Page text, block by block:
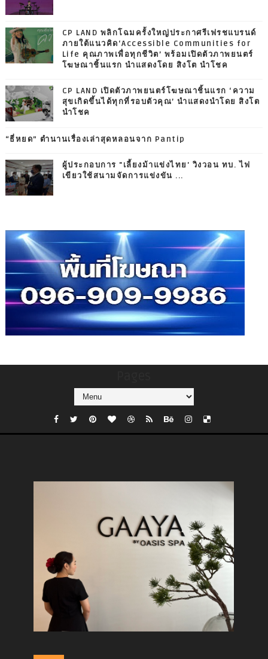
CP LAND พลิกโฉมครั้งใหญ่ประกาศรีเฟรชแบรนด์
ภายใต้แนวคิด‘Accessible Communities for
Life คุณภาพเพื่อทุกชีวิต’ พร้อมเปิดตัวภาพยนตร์
โฆษณาชิ้นแรก นำแสดงโดย สิงโต นำโชค
CP LAND เปิดตัวภาพยนตร์โฆษณาชิ้นแรก ‘ความ
สุขเกิดขึ้นได้ทุกที่รอบตัวคุณ’ นำแสดงนำโดย สิงโต
นำโชค
“ธี่หยด” ตำนานเรื่องเล่าสุดหลอนจาก Pantip
ผู้ประกอบการ "เลี้ยงม้าแข่งไทย' วิงวอน ทบ. ไฟ
เขียวใช้สนามจัดการแข่งขัน ...